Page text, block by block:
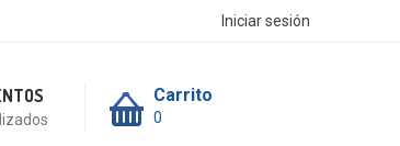
Iniciar sesión
Carrito
0